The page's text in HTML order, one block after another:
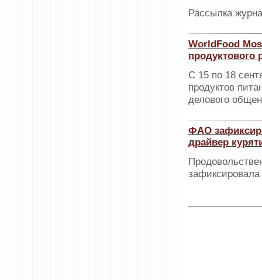
Рассылка
WorldFood
продуктового
С 15 по 18
продуктов
делового
ФАО
драйвер
зафиксировала